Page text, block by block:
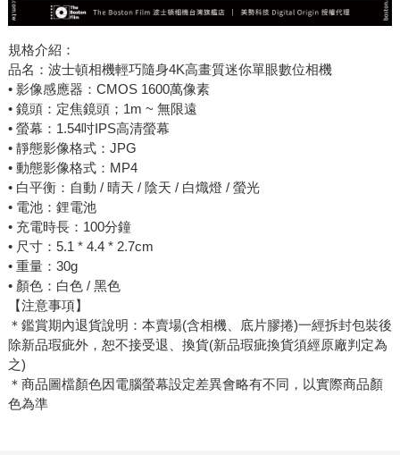
規格介紹：
品名：波士頓相機輕巧隨身4K高畫質迷你單眼數位相機
• 影像感應器：CMOS 1600萬像素
• 鏡頭：定焦鏡頭；1m ~ 無限遠
• 螢幕：1.54吋IPS高清螢幕
• 靜態影像格式：JPG
• 動態影像格式：MP4
• 白平衡：自動 / 晴天 / 陰天 / 白熾燈 / 螢光
• 電池：鋰電池
• 充電時長：100分鐘
• 尺寸：5.1 * 4.4 * 2.7cm
• 重量：30g
• 顏色：白色 / 黑色
【注意事項】
＊鑑賞期內退貨說明：本賣場(含相機、底片膠捲)一經拆封包裝後
除新品瑕疵外，恕不接受退、換貨(新品瑕疵換貨須經原廠判定為
之)
＊商品圖檔顏色因電腦螢幕設定差異會略有不同，以實際商品顏
色為準